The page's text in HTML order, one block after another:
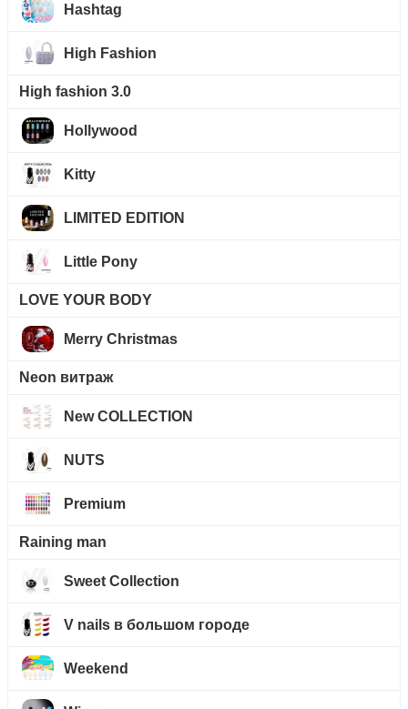
Hashtag
High Fashion
High fashion 3.0
Hollywood
Kitty
LIMITED EDITION
Little Pony
LOVE YOUR BODY
Merry Christmas
Neon витраж
New COLLECTION
NUTS
Premium
Raining man
Sweet Collection
V nails в большом городе
Weekend